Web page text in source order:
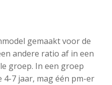
gemaakt voor de
andere ratio af in een
groep. In een groep
7 jaar, mag één pm-er